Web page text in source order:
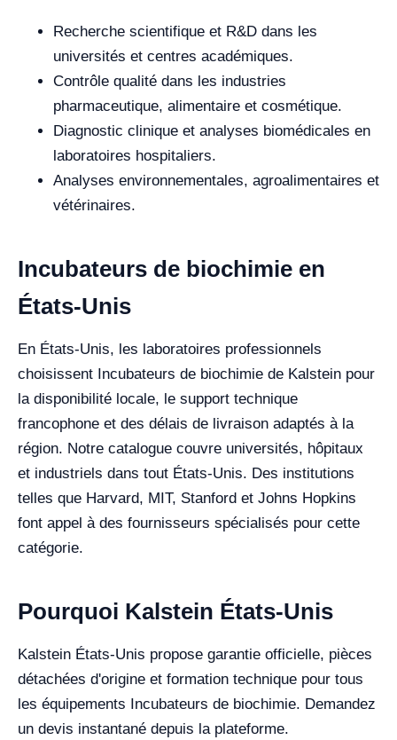
Recherche scientifique et R&D dans les
universités et centres académiques.
Contrôle qualité dans les industries
pharmaceutique, alimentaire et cosmétique.
Diagnostic clinique et analyses biomédicales en
laboratoires hospitaliers.
Analyses environnementales, agroalimentaires et
vétérinaires.
Incubateurs de biochimie en
États-Unis
En États-Unis, les laboratoires professionnels
choisissent Incubateurs de biochimie de Kalstein pour
la disponibilité locale, le support technique
francophone et des délais de livraison adaptés à la
région. Notre catalogue couvre universités, hôpitaux
et industriels dans tout États-Unis. Des institutions
telles que Harvard, MIT, Stanford et Johns Hopkins
font appel à des fournisseurs spécialisés pour cette
catégorie.
Pourquoi Kalstein États-Unis
Kalstein États-Unis propose garantie officielle, pièces
détachées d'origine et formation technique pour tous
les équipements Incubateurs de biochimie. Demandez
un devis instantané depuis la plateforme.